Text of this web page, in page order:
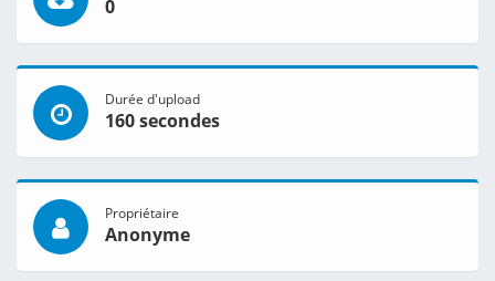
0
Durée d'upload
160 secondes
Propriétaire
Anonyme